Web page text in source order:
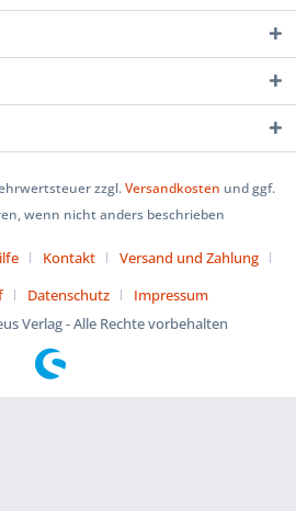
zzgl.Versandkosten und ggf.
wenn nicht anders beschrieben
Kontakt
Versand und Zahlung
Datenschutz
Impressum
Verlag - Alle Rechte vorbehalten